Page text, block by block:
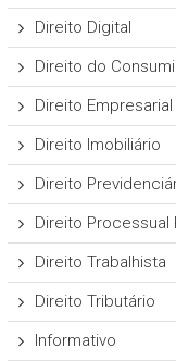
Direito Digital
Direito do
Direito Empresarial
Direito Imobiliário
Direito
Direito Processual
Direito Trabalhista
Direito Tributário
Informativo